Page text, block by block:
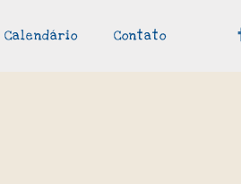
Calendário Contato